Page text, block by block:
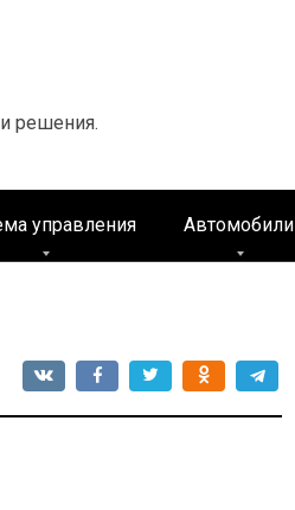
решения.
управления Автомобили